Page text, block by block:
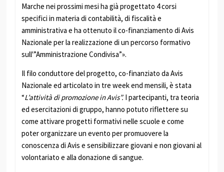
Marche nei prossimi mesi ha già progettato 4 corsi
specifici in materia di contabilità, di fiscalità e
amministrativa e ha ottenuto il co-finanziamento di Avis
Nazionale per la realizzazione di un percorso formativo
sull'”Amministrazione Condivisa”».
Il filo conduttore del progetto, co-finanziato da Avis
Nazionale ed articolato in tre week end mensili, è stata
“L’attività di promozione in Avis”. I partecipanti, tra teoria
ed esercitazioni di gruppo, hanno potuto riflettere su
come attivare progetti formativi nelle scuole e come
poter organizzare un evento per promuovere la
conoscenza di Avis e sensibilizzare giovani e non giovani al
volontariato e alla donazione di sangue.